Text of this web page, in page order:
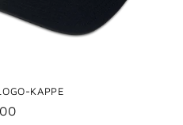
KAPPE